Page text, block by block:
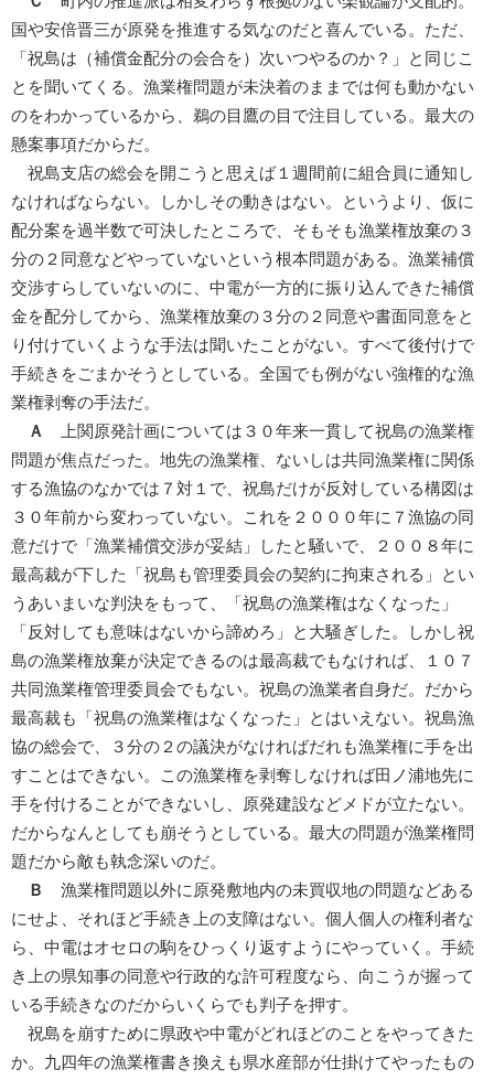
国や安倍晋三が原発を推進する気なのだと喜んでいる。ただ、
「祝島は（補償金配分の会合を）次いつやるのか？」と同じこ
とを聞いてくる。漁業権問題が未決着のままでは何も動かない
のをわかっているから、鵜の目鷹の目で注目している。最大の
懸案事項だからだ。
祝島支店の総会を開こうと思えば１週間前に組合員に通知し
なければならない。しかしその動きはない。というより、仮に
配分案を過半数で可決したところで、そもそも漁業権放棄の３
分の２同意などやっていないという根本問題がある。漁業補償
交渉すらしていないのに、中電が一方的に振り込んできた補償
金を配分してから、漁業権放棄の３分の２同意や書面同意をと
り付けていくような手法は聞いたことがない。すべて後付けで
手続きをごまかそうとしている。全国でも例がない強権的な漁
業権剥奪の手法だ。
Ａ
上関原発計画については３０年来一貫して祝島の漁業権
問題が焦点だった。地先の漁業権、ないしは共同漁業権に関係
する漁協のなかでは７対１で、祝島だけが反対している構図は
３０年前から変わっていない。これを２０００年に７漁協の同
意だけで「漁業補償交渉が妥結」したと騒いで、２００８年に
最高裁が下した「祝島も管理委員会の契約に拘束される」とい
うあいまいな判決をもって、「祝島の漁業権はなくなった」
「反対しても意味はないから諦めろ」と大騒ぎした。しかし祝
島の漁業権放棄が決定できるのは最高裁でもなければ、１０７
共同漁業権管理委員会でもない。祝島の漁業者自身だ。だから
最高裁も「祝島の漁業権はなくなった」とはいえない。祝島漁
協の総会で、３分の２の議決がなければだれも漁業権に手を出
すことはできない。この漁業権を剥奪しなければ田ノ浦地先に
手を付けることができないし、原発建設などメドが立たない。
だからなんとしても崩そうとしている。最大の問題が漁業権問
題だから敵も執念深いのだ。
Ｂ
漁業権問題以外に原発敷地内の未買収地の問題などある
にせよ、それほど手続き上の支障はない。個人個人の権利者な
ら、中電はオセロの駒をひっくり返すようにやっていく。手続
き上の県知事の同意や行政的な許可程度なら、向こうが握って
いる手続きなのだからいくらでも判子を押す。
祝島を崩すために県政や中電がどれほどのことをやってきた
か。九四年の漁業権書き換えも県水産部が仕掛けてやったもの